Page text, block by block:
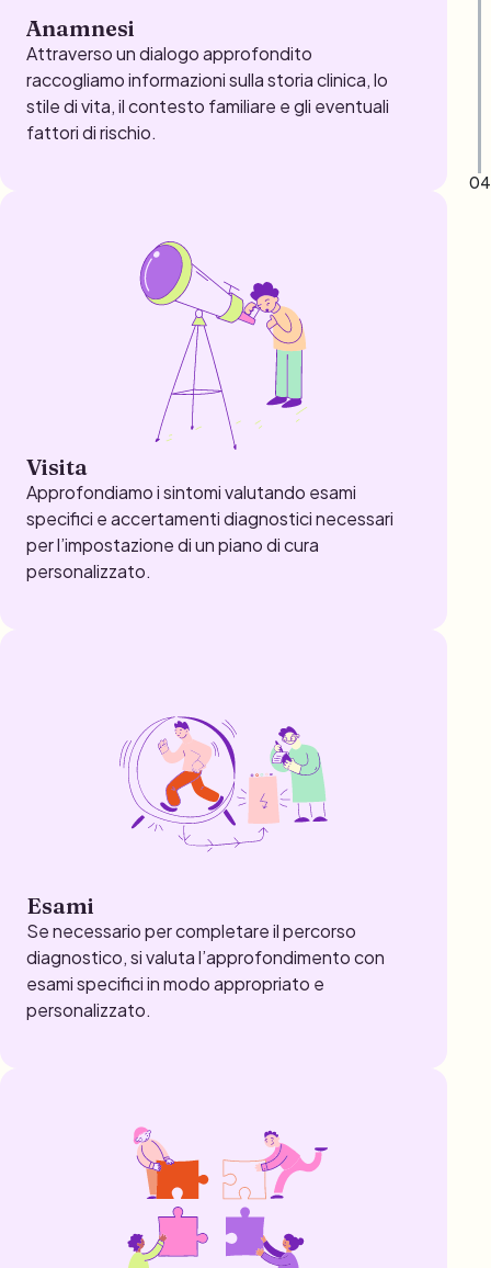
Anamnesi
Attraverso un dialogo approfondito
raccogliamo informazioni sulla storia clinica, lo
stile di vita, il contesto familiare e gli eventuali
fattori di rischio.
Visita
Approfondiamo i sintomi valutando esami
specifici e accertamenti diagnostici necessari
per l’impostazione di un piano di cura
personalizzato.
Esami
Se necessario per completare il percorso
diagnostico, si valuta l’approfondimento con
esami specifici in modo appropriato e
personalizzato.
04